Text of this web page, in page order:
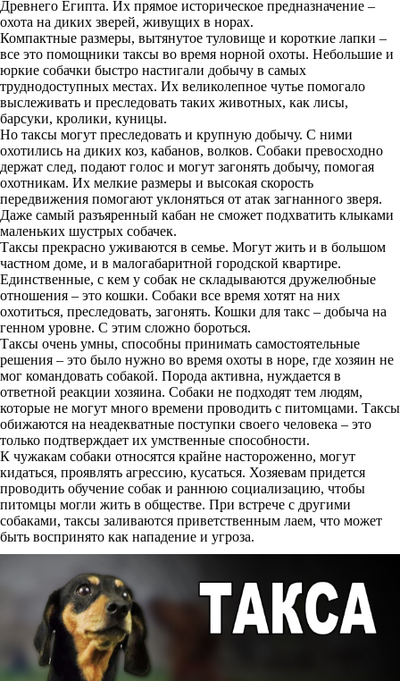
Древнего Египта. Их прямое историческое предназначение –
охота на диких зверей, живущих в норах.
Компактные размеры, вытянутое туловище и короткие лапки –
все это помощники таксы во время норной охоты. Небольшие и
юркие собачки быстро настигали добычу в самых
труднодоступных местах. Их великолепное чутье помогало
выслеживать и преследовать таких животных, как лисы,
барсуки, кролики, куницы.
Но таксы могут преследовать и крупную добычу. С ними
охотились на диких коз, кабанов, волков. Собаки превосходно
держат след, подают голос и могут загонять добычу, помогая
охотникам. Их мелкие размеры и высокая скорость
передвижения помогают уклоняться от атак загнанного зверя.
Даже самый разъяренный кабан не сможет подхватить клыками
маленьких шустрых собачек.
Таксы прекрасно уживаются в семье. Могут жить и в большом
частном доме, и в малогабаритной городской квартире.
Единственные, с кем у собак не складываются дружелюбные
отношения – это кошки. Собаки все время хотят на них
охотиться, преследовать, загонять. Кошки для такс – добыча на
генном уровне. С этим сложно бороться.
Таксы очень умны, способны принимать самостоятельные
решения – это было нужно во время охоты в норе, где хозяин не
мог командовать собакой. Порода активна, нуждается в
ответной реакции хозяина. Собаки не подходят тем людям,
которые не могут много времени проводить с питомцами. Таксы
обижаются на неадекватные поступки своего человека – это
только подтверждает их умственные способности.
К чужакам собаки относятся крайне настороженно, могут
кидаться, проявлять агрессию, кусаться. Хозяевам придется
проводить обучение собак и раннюю социализацию, чтобы
питомцы могли жить в обществе. При встрече с другими
собаками, таксы заливаются приветственным лаем, что может
быть воспринято как нападение и угроза.